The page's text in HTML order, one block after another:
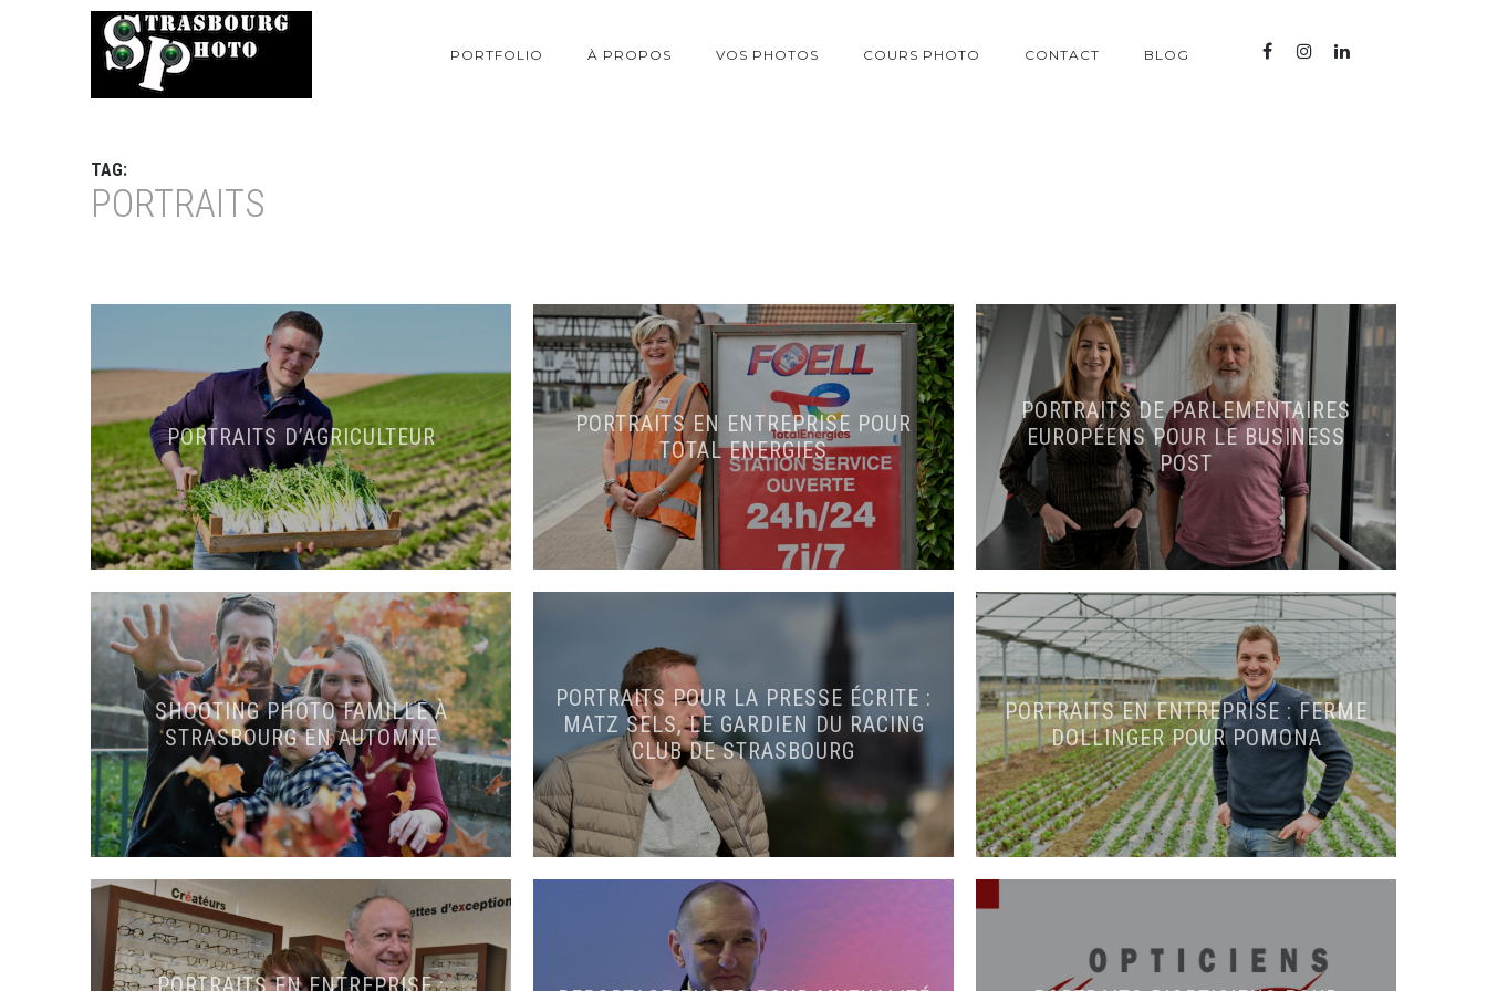
PORTFOLIO À PROPOS VOS PHOTOS COURS PHOTO CONTACT BLOG
TAG:
PORTRAITS
PORTRAITS D’AGRICULTEUR
PORTRAITS EN ENTREPRISE POUR
TOTAL ENERGIES
PORTRAITS DE PARLEMENTAIRES
EUROPÉENS POUR LE BUSINESS
POST
SHOOTING PHOTO FAMILLE À
STRASBOURG EN AUTOMNE
PORTRAITS POUR LA PRESSE ÉCRITE :
MATZ SELS, LE GARDIEN DU RACING
CLUB DE STRASBOURG
PORTRAITS EN ENTREPRISE : FERME
DOLLINGER POUR POMONA
PORTRAITS EN ENTREPRISE :